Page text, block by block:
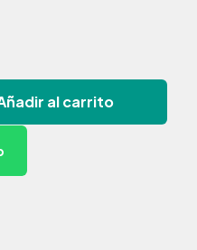
al carrito